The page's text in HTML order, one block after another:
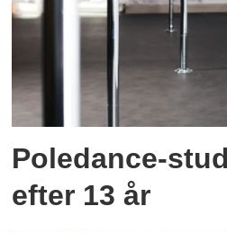
Poledance-
efter 13 år